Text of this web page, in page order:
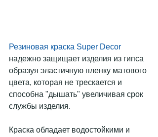
Резиновая краска Super Decor
надежно защищает изделия из гипса
образуя эластичную пленку матового
цвета, которая не трескается и
способна "дышать" увеличивая срок
службы изделия.
Краска обладает водостойкими и